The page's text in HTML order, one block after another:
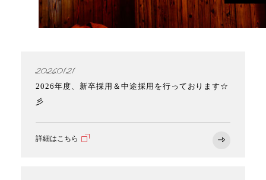
2026.01.21
2026年度、新卒採用＆中途採用を行っております☆
彡
詳細はこちら